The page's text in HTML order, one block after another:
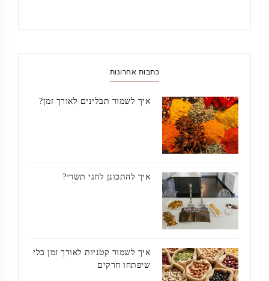
כתבות אחרונות
איך לשמור תבלינים לאורך זמן?
איך להתכונן לחגי תשרי?
איך לשמור קטניות לאורך זמן בלי
שיפתחו חרקים